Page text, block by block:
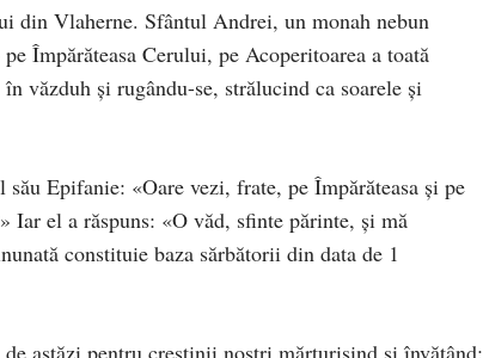
din Vlaherne. Sfântul Andrei, un monah nebun
Împărăteasa Cerului, pe Acoperitoarea a toată
văzduh și rugându-se, strălucind ca soarele și
Epifanie: «Oare vezi, frate, pe Împărăteasa și pe
Iar el a răspuns: «O văd, sfinte părinte, și mă
constituie baza sărbătorii din data de 1
astăzi pentru creştinii noştri mărturisind şi învăţând: